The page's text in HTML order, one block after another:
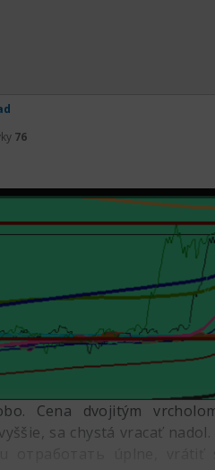
76
Cena dvojitým
sa chystá vracať